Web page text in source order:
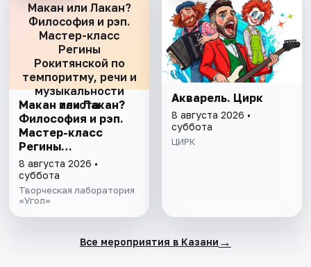
Макан или Лакан?
Философия и рэп.
Мастер-класс
Регины
Рокитянской по
темпоритму, речи и
музыкальности
текста
Макан или Лакан?
Философия и рэп.
Мастер-класс
Регины
Рокитянской по
темпоритму, речи и
музыкальности
текста
8 августа 2026 •
суббота
Творческая лаборатория
«Угол»
Акварель. Цирк
8 августа 2026 •
суббота
ЦИРК
Все мероприятия в Казани →